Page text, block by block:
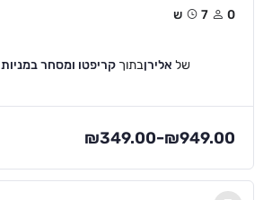
0 7ש
של אלירןבתוך קריפטו ומסחר במניות
₪349.00–₪949.00